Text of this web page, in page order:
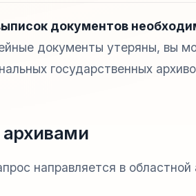
документов
документы утеряны, вы
государственных
направляется в